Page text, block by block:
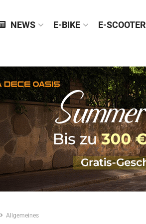
NEWS E-BIKE E-SCOOTER
Allgemeines